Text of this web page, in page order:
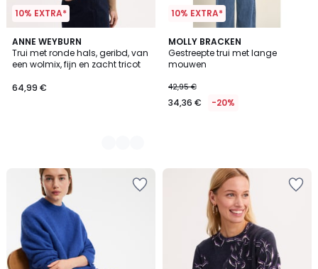
10% EXTRA*
ANNE WEYBURN
Trui met ronde hals, geribd, van
een wolmix, fijn en zacht tricot
64,99 €
2
Kleuren
10% EXTRA*
MOLLY BRACKEN
Gestreepte trui met lange
mouwen
42,95 €
34,36 € -20%